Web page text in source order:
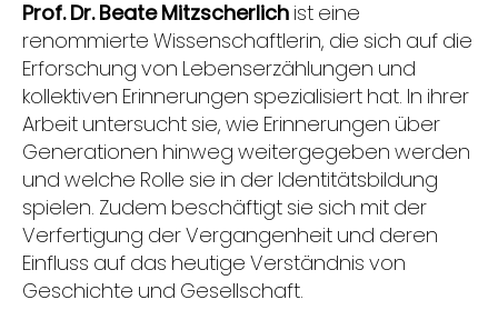
Prof. Dr. Beate Mitzscherlich ist eine
renommierte Wissenschaftlerin, die sich auf die
Erforschung von Lebenserzählungen und
kollektiven Erinnerungen spezialisiert hat. In ihrer
Arbeit untersucht sie, wie Erinnerungen über
Generationen hinweg weitergegeben werden
und welche Rolle sie in der Identitätsbildung
spielen. Zudem beschäftigt sie sich mit der
Verfertigung der Vergangenheit und deren
Einfluss auf das heutige Verständnis von
Geschichte und Gesellschaft.